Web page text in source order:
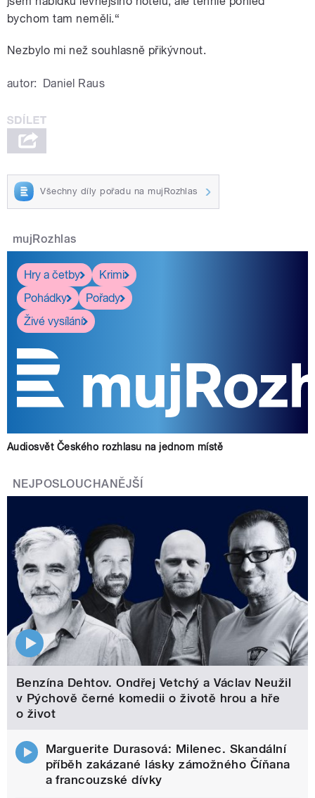
bychom tam neměli.“
Nezbylo mi než souhlasně přikývnout.
autor: Daniel Raus
Všechny díly pořadu na mujRozhlas
mujRozhlas
Hry a četby
Krimi
Pohádky
Pořady
Živé vysílání
Audiosvět Českého rozhlasu na jednom místě
NEJPOSLOUCHANĚJŠÍ
Benzína Dehtov. Ondřej Vetchý a Václav Neužil
v Pýchově černé komedii o životě hrou a hře
o život
Marguerite Durasová: Milenec. Skandální
příběh zakázané lásky zámožného Číňana
a francouzské dívky